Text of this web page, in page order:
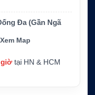
mm, 1.30 kg
Đa (Gần Ngã
Xem Map
giờtại HN & HCM